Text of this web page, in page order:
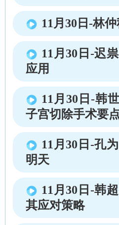
11月30日-林
11月30日-迟
应用
11月30日-韩
子宫切除手术要
11月30日-孔
明天
11月30日-韩
其应对策略